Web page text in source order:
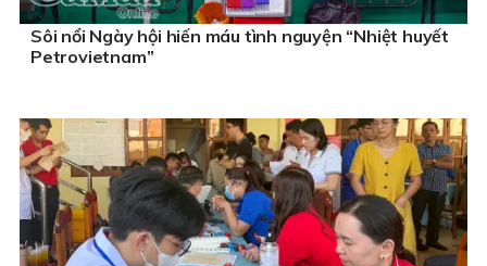
Sôi nổi Ngày hội hiến máu tình nguyện “Nhiệt huyết
Petrovietnam”